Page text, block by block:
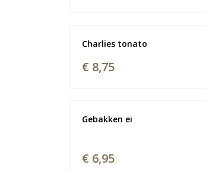
Charlies tonato
€ 8,75
Gebakken ei
€ 6,95